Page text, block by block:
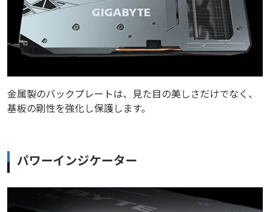
金属製のバックプレートは、見た目の美しさだけでなく、
基板の剛性を強化し保護します。
パワーインジケーター